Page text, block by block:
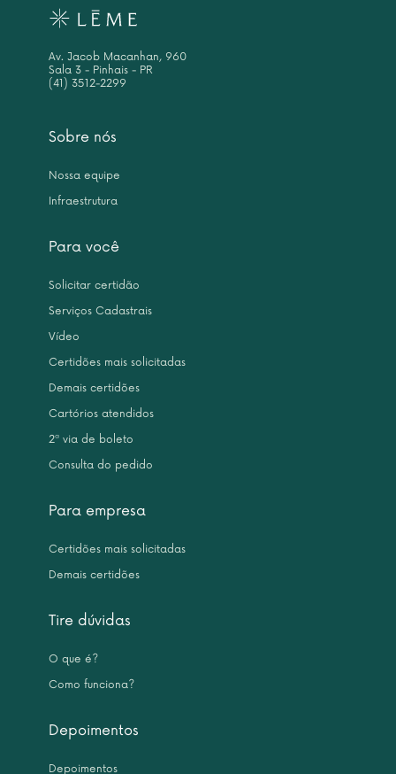
Sobre nós
Nossa equipe
Infraestrutura
Para você
Solicitar certidão
Serviços Cadastrais
Vídeo
Certidões mais solicitadas
Demais certidões
Cartórios atendidos
2ª via de boleto
Consulta do pedido
Para empresa
Certidões mais solicitadas
Demais certidões
Tire dúvidas
O que é?
Como funciona?
Depoimentos
Depoimentos
Av. Jacob Macanhan, 960
Sala 3 - Pinhais - PR
(41) 3512-2299